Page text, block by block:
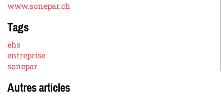
www.sonepar.ch
Tags
ehs
entreprise
sonepar
Autres articles